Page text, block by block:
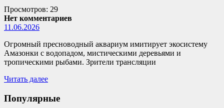
Просмотров: 29
Нет комментариев
11.06.2026
Огромный пресноводный аквариум имитирует экосистему
Амазонки с водопадом, мистическими деревьями и
тропическими рыбами. Зрители трансляции
Читать далее
Популярные